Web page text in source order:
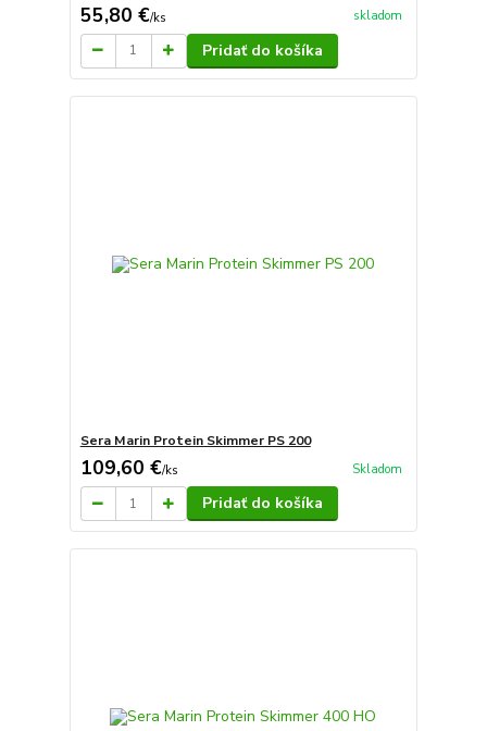
55,80 €/ks skladom
Pridať do košíka
Sera Marin Protein Skimmer PS 200
109,60 €/ks Skladom
Pridať do košíka